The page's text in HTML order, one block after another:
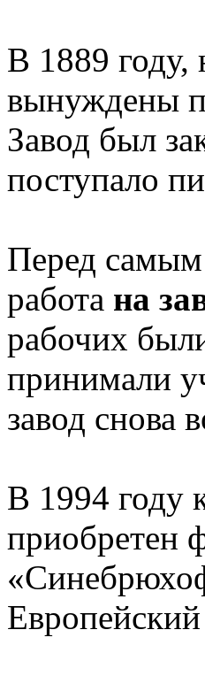
В 1889
вынуждены
Завод был
поступало
Перед самым
работа на
рабочих
принимали
завод снова
В 1994 году
приобретен